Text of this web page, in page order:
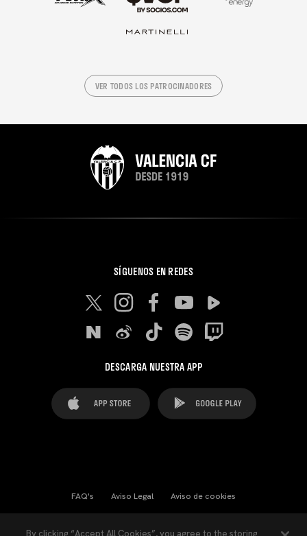
VER TODOS LOS PATROCINADORES
SÍGUENOS EN REDES
DESCARGA NUESTRA APP
FAQ's Aviso Legal Aviso de cookies
By clicking “Accept All Cookies”, you agree to the storing